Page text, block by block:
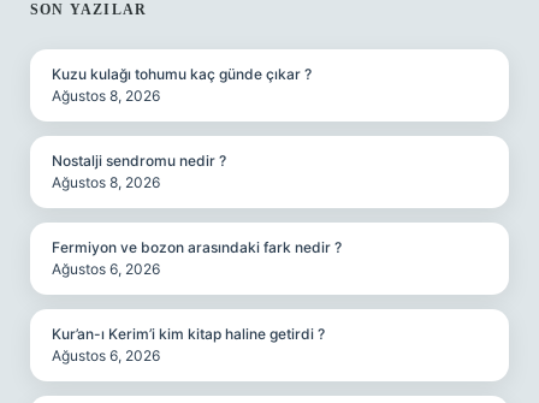
SIDEBAR
SON YAZILAR
Kuzu kulağı tohumu kaç günde çıkar ?
Ağustos 8, 2026
Nostalji sendromu nedir ?
Ağustos 8, 2026
Fermiyon ve bozon arasındaki fark nedir ?
Ağustos 6, 2026
Kur’an-ı Kerim’i kim kitap haline getirdi ?
Ağustos 6, 2026